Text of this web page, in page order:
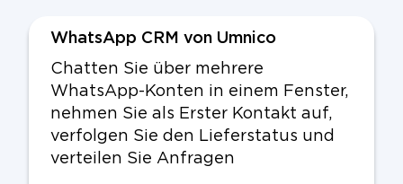
WhatsApp CRM von Umnico
Chatten Sie über mehrere
WhatsApp-Konten in einem Fenster,
nehmen Sie als Erster Kontakt auf,
verfolgen Sie den Lieferstatus und
verteilen Sie Anfragen